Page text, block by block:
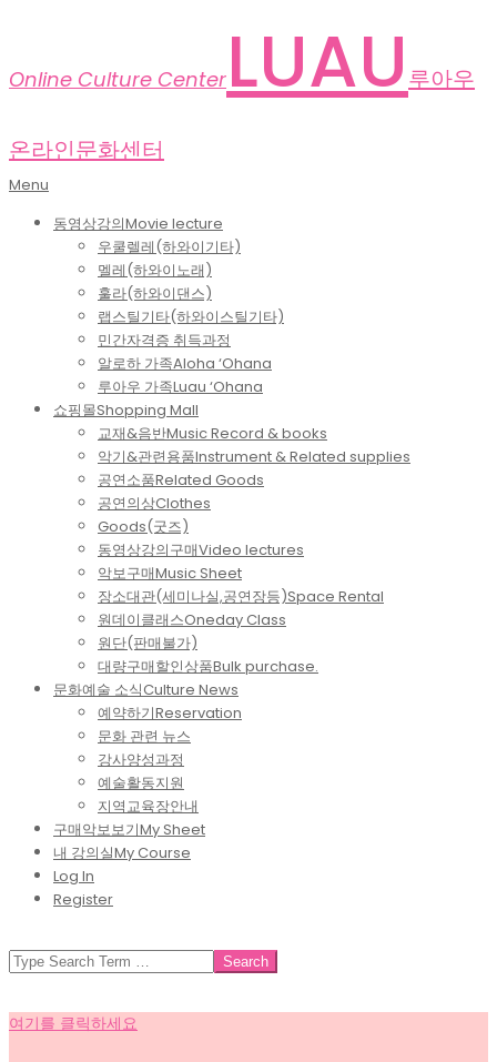
Online Culture Center LUAU 루아우
온라인문화센터
Primary
Menu
Menu
동영상강의Movie lecture
우쿨렐레(하와이기타)
멜레(하와이노래)
훌라(하와이댄스)
랩스틸기타(하와이스틸기타)
민간자격증 취득과정
알로하 가족Aloha ‘Ohana
루아우 가족Luau ‘Ohana
쇼핑몰Shopping Mall
교재&음반Music Record & books
악기&관련용품Instrument & Related supplies
공연소품Related Goods
공연의상Clothes
Goods(굿즈)
동영상강의구매Video lectures
악보구매Music Sheet
장소대관(세미나실,공연장등)Space Rental
원데이클래스Oneday Class
원단(판매불가)
대량구매할인상품Bulk purchase.
문화예술 소식Culture News
예약하기Reservation
문화 관련 뉴스
강사양성과정
예술활동지원
지역교육장안내
구매악보보기My Sheet
내 강의실My Course
Log In
Register
SEARCH
여기를 클릭하세요